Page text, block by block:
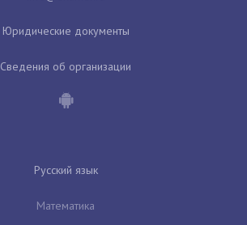
Юридические документы
Сведения об организации
Русский язык
Математика